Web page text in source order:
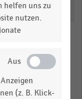
helfen uns zu
nutzen.
(z. B. Klick-